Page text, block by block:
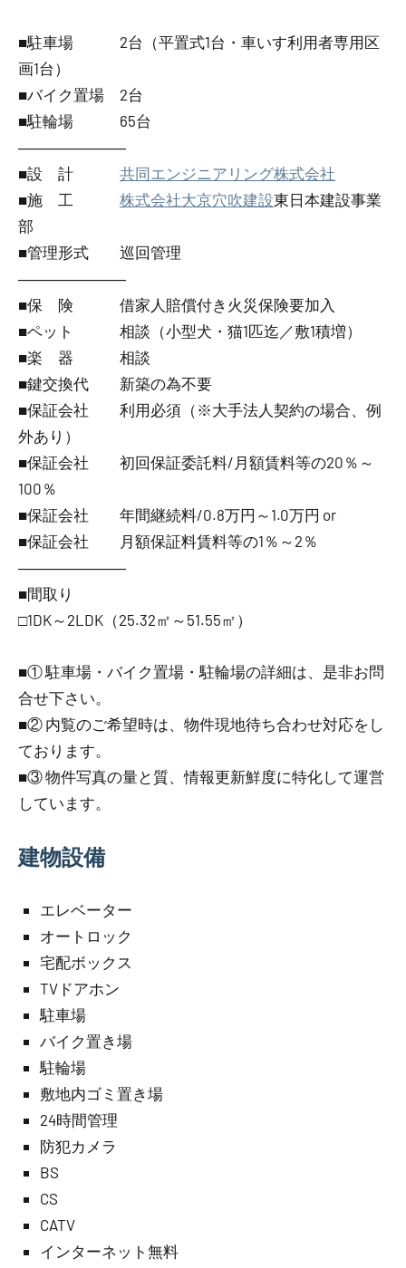
■駐車場 2台（平置式1台・車いす利用者専用区
画1台）
■バイク置場 2台
■駐輪場 65台
―――――――
■設 計 共同エンジニアリング株式会社
■施 工 株式会社大京穴吹建設東日本建設事業
部
■管理形式 巡回管理
―――――――
■保 険 借家人賠償付き火災保険要加入
■ペット 相談（小型犬・猫1匹迄／敷1積増）
■楽 器 相談
■鍵交換代 新築の為不要
■保証会社 利用必須（※大手法人契約の場合、例
外あり）
■保証会社 初回保証委託料/月額賃料等の20％～
100％
■保証会社 年間継続料/0.8万円～1.0万円 or
■保証会社 月額保証料賃料等の1％～2％
―――――――
■間取り
□1DK～2LDK（25.32㎡～51.55㎡）
■① 駐車場・バイク置場・駐輪場の詳細は、是非お問
合せ下さい。
■② 内覧のご希望時は、物件現地待ち合わせ対応をし
ております。
■③ 物件写真の量と質、情報更新鮮度に特化して運営
しています。
建物設備
エレベーター
オートロック
宅配ボックス
TVドアホン
駐車場
バイク置き場
駐輪場
敷地内ゴミ置き場
24時間管理
防犯カメラ
BS
CS
CATV
インターネット無料